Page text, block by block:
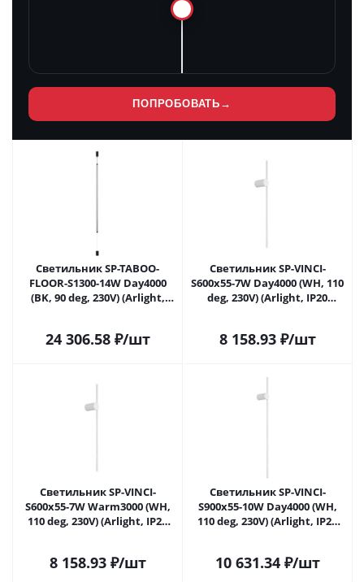
ПОПРОБОВАТЬ →
Светильник SP-TABOO-
FLOOR-S1300-14W Day4000
(BK, 90 deg, 230V) (Arlight,
24 306.58₽/шт
Светильник SP-VINCI-
S600x55-7W Day4000 (WH, 110
deg, 230V) (Arlight, IP20
8 158.93₽/шт
Светильник SP-VINCI-
S600x55-7W Warm3000 (WH,
110 deg, 230V) (Arlight, IP20
8 158.93₽/шт
Светильник SP-VINCI-
S900x55-10W Day4000 (WH,
110 deg, 230V) (Arlight, IP20
10 631.34₽/шт